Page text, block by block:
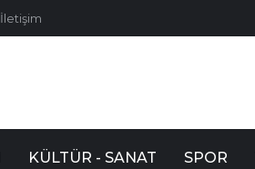
İletişim
KÜLTÜR - SANAT SPOR